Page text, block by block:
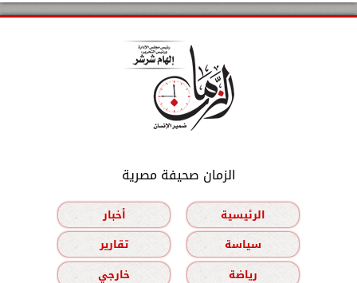
الزمان صحيفة مصرية
الرئيسية
أخبار
سياسة
تقارير
رياضة
خارجي